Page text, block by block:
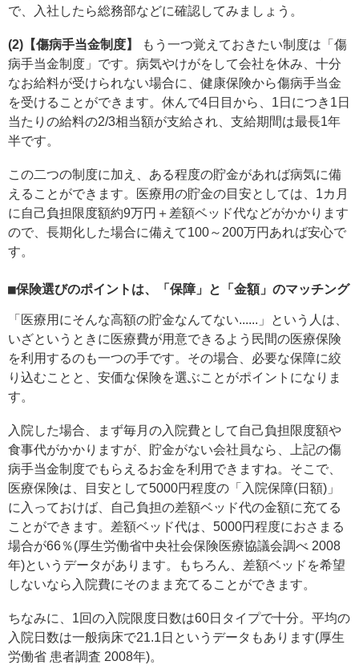
で、入社したら総務部などに確認してみましょう。
(2)【傷病手当金制度】
もう一つ覚えておきたい制度は「傷
病手当金制度」です。病気やけがをして会社を休み、十分
なお給料が受けられない場合に、健康保険から傷病手当金
を受けることができます。休んで4日目から、1日につき1日
当たりの給料の2/3相当額が支給され、支給期間は最長1年
半です。
この二つの制度に加え、ある程度の貯金があれば病気に備
えることができます。医療用の貯金の目安としては、1カ月
に自己負担限度額約9万円＋差額ベッド代などがかかります
ので、長期化した場合に備えて100～200万円あれば安心で
す。
■保険選びのポイントは、「保障」と「金額」のマッチング
「医療用にそんな高額の貯金なんてない......」という人は、
いざというときに医療費が用意できるよう民間の医療保険
を利用するのも一つの手です。その場合、必要な保障に絞
り込むことと、安価な保険を選ぶことがポイントになりま
す。
入院した場合、まず毎月の入院費として自己負担限度額や
食事代がかかりますが、貯金がない会社員なら、上記の傷
病手当金制度でもらえるお金を利用できますね。そこで、
医療保険は、目安として5000円程度の「入院保障(日額)」
に入っておけば、自己負担の差額ベッド代の金額に充てる
ことができます。差額ベッド代は、5000円程度におさまる
場合が66％(厚生労働省中央社会保険医療協議会調べ 2008
年)というデータがあります。もちろん、差額ベッドを希望
しないなら入院費にそのまま充てることができます。
ちなみに、1回の入院限度日数は60日タイプで十分。平均の
入院日数は一般病床で21.1日というデータもあります(厚生
労働省 患者調査 2008年)。